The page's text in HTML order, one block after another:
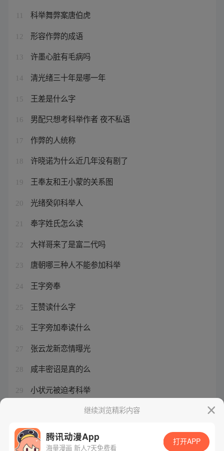
科举舞弊案唐伯虎
12 形容作弊的成语
13 许墨心脏有毛病吗
14 清光绪三十年是哪一年
15 王差是什么字
16 男配只想考科举作者 夜不私语
17 作弊的人统称
18 许晓诺为什么近几年没有剧了
19 王奉友和王小蒙的关系图
20 光绪癸卯科举人
21 奉字姓氏怎么读
22 大祥哥来了是富二代吗
23 唐朝哪三种人不能参加科举
24 王字旁奉
25 王赞读什么字
26 王字旁加奉读什么
27 张云龙新恋情曝光
28 咸丰密诏是真的么
29 小状元被迫考科举
炮灰男配的科举之路继续浏览精彩内容
腾讯动漫App
海量漫画 新人7天免费看
打开APP